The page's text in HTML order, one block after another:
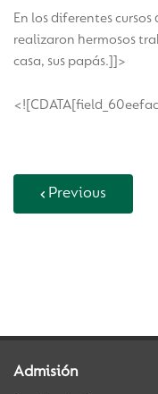
En los diferentes
realizaron hermosos
casa, sus papás.]]>
Previous
Admisión